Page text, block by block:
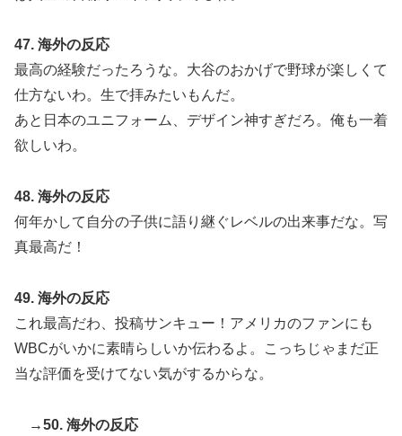
47. 海外の反応
最高の経験だったろうな。大谷のおかげで野球が楽しくて
仕方ないわ。生で拝みたいもんだ。
あと日本のユニフォーム、デザイン神すぎだろ。俺も一着
欲しいわ。
48. 海外の反応
何年かして自分の子供に語り継ぐレベルの出来事だな。写
真最高だ！
49. 海外の反応
これ最高だわ、投稿サンキュー！アメリカのファンにも
WBCがいかに素晴らしいか伝わるよ。こっちじゃまだ正
当な評価を受けてない気がするからな。
→50. 海外の反応